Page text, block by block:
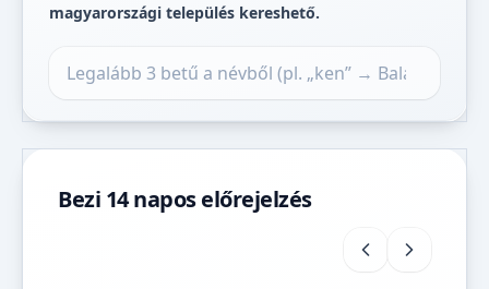
magyarországi település kereshető.
Bezi 14 napos előrejelzés